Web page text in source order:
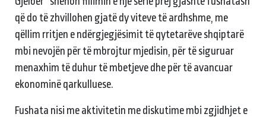
që do të zhvillohen gjatë dy viteve të ardhshme, me
qëllim rritjen e ndërgjegjësimit të qytetarëve shqiptarë
mbi nevojën për të mbrojtur mjedisin, për të siguruar
menaxhim të duhur të mbetjeve dhe për të avancuar
ekonominë qarkulluese.
Fushata nisi me aktivitetin me diskutime mbi zgjidhjet e